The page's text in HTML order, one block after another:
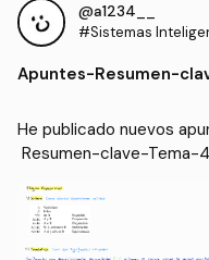
@a1234__
#Sistemas
Apuntes-Resumen-
He publicado nuevos
Resumen-clave-Tema-